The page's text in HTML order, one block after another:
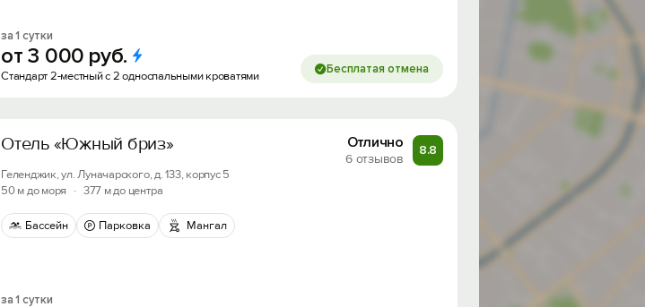
за 1 сутки
от3 000 руб.
Стандарт 2-местный с 2 односпальными кроватями Бесплатая отмена
Отель «Южный бриз» Отлично
6 отзывов
8.8
Геленджик, ул. Луначарского, д. 133, корпус 5
50 м до моря
· 377 м до центра
Бассейн Парковка Мангал
за 1 сутки